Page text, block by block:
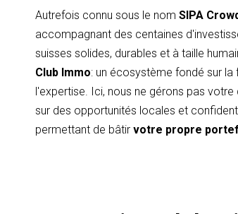
Autrefois connu sous le nom SIPA
accompagnant des centaines
suisses solides, durables et à taille
Club Immo: un écosystème fondé sur
l'expertise. Ici, nous ne gérons pas
sur des opportunités locales et
permettant de bâtir votre propre